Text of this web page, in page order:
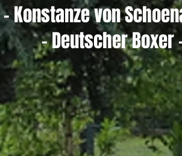
- Konstanze von
- Deutscher Boxer